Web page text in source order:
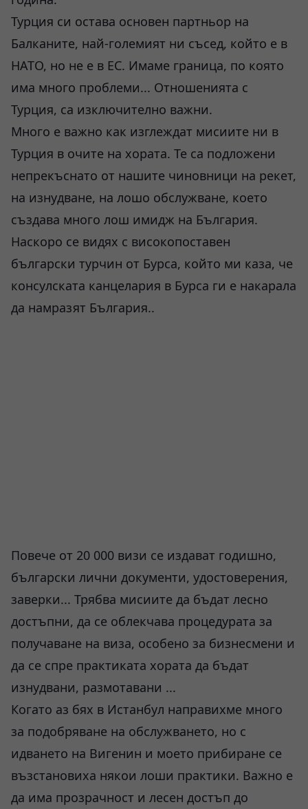
Турция си остава основен партньор на
Балканите, най-големият ни съсед, който е в
НАТО, но не е в ЕС. Имаме граница, по която
има много проблеми... Отношенията с
Турция, са изключително важни.
Много е важно как изглеждат мисиите ни в
Турция в очите на хората. Те са подложени
непрекъснато от нашите чиновници на рекет,
на изнудване, на лошо обслужване, което
създава много лош имидж на България.
Наскоро се видях с високопоставен
български турчин от Бурса, който ми каза, че
консулската канцелария в Бурса ги е накарала
да намразят България..
Повече от 20 000 визи се издават годишно,
български лични документи, удостоверения,
заверки... Трябва мисиите да бъдат лесно
достъпни, да се облекчава процедурата за
получаване на виза, особено за бизнесмени и
да се спре практиката хората да бъдат
изнудвани, размотавани ...
Когато аз бях в Истанбул направихме много
за подобряване на обслужването, но с
идването на Вигенин и моето прибиране се
възстановиха някои лоши практики. Важно е
да има прозрачност и лесен достъп до